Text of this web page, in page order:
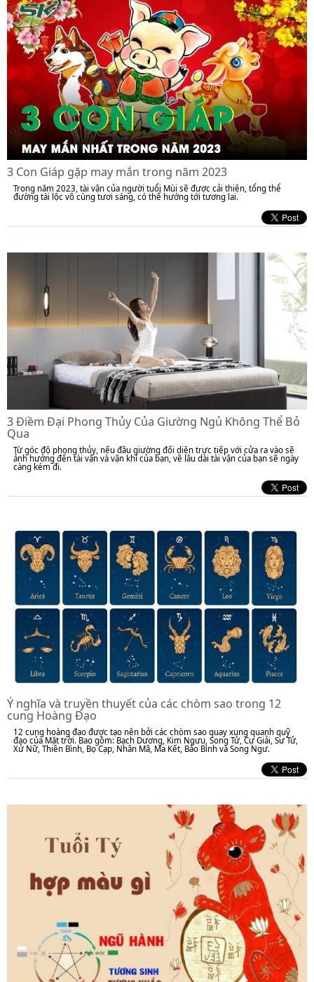
3 Con Giáp gặp may mắn trong năm 2023
Trong năm 2023, tài vận của người tuổi Mùi sẽ được cải thiện, tổng thể
đường tài lộc vô cùng tươi sáng, có thể hướng tới tương lai.
3 Điềm Đại Phong Thủy Của Giường Ngủ Không Thể Bỏ
Qua
Từ góc độ phong thủy, nếu đầu giường đối diện trực tiếp với cửa ra vào sẽ
ảnh hưởng đến tài vận và vận khí của bạn, về lâu dài tài vận của bạn sẽ ngày
càng kém đi.
Ý nghĩa và truyền thuyết của các chòm sao trong 12
cung Hoàng Đạo
12 cung hoàng đạo được tạo nên bởi các chòm sao quay xung quanh quỹ
đạo của Mặt trời. Bao gồm: Bạch Dương, Kim Ngưu, Song Tử, Cự Giải, Sư Tử,
Xử Nữ, Thiên Bình, Bọ Cạp, Nhân Mã, Ma Kết, Bảo Bình và Song Ngư.